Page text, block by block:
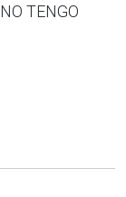
TENGO